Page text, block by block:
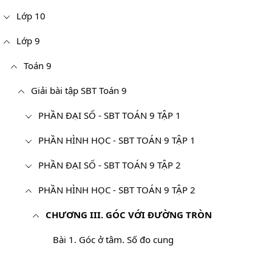
Lớp 10
Lớp 9
Toán 9
Giải bài tập SBT Toán 9
PHẦN ĐẠI SỐ - SBT TOÁN 9 TẬP 1
PHẦN HÌNH HỌC - SBT TOÁN 9 TẬP 1
PHẦN ĐẠI SỐ - SBT TOÁN 9 TẬP 2
PHẦN HÌNH HỌC - SBT TOÁN 9 TẬP 2
CHƯƠNG III. GÓC VỚI ĐƯỜNG TRÒN
Bài 1. Góc ở tâm. Số đo cung